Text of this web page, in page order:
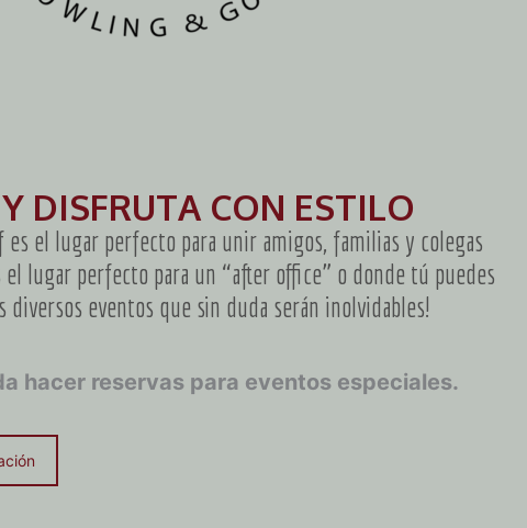
Y DISFRUTA CON ESTILO
el lugar perfecto para unir amigos, familias y colegas
el lugar perfecto para un “after office” o donde tú puedes
diversos eventos que sin duda serán inolvidables!
hacer reservas para eventos especiales.